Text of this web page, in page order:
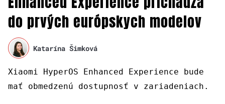
do prvých európskych modelov
Katarína Šimková
Xiaomi HyperOS Enhanced Experience bude
mať obmedzenú dostupnosť v zariadeniach.